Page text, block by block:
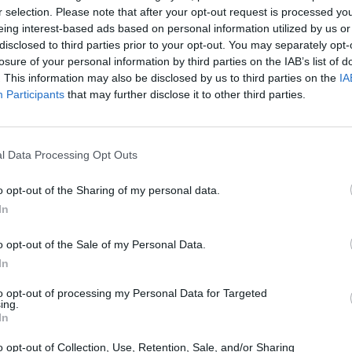
selection. Please note that after your opt-out request is processed
interest-based ads based on personal information utilized by us
to third parties prior to your opt-out. You may separately
of your personal information by third parties on the IAB’s list of
This information may also be disclosed by us to third parties on the
Participants that may further disclose it to other third parties.
Data Processing Opt Outs
opt-out of the Sharing of my personal data.
opt-out of the Sale of my Personal Data.
opt-out of processing my Personal Data for Targeted
opt-out of Collection, Use, Retention, Sale, and/or Sharing
dintorni» scelta dal 32% dei candidati. È
dai dati rilevati dal ministero
E a dispetto di chi considerava Italo
«passatista», al secondo posto tra le
degli studenti, c'è proprio l'analisi del
dal 18,2% dei maturandi). Quasi un ex-
e sviluppo della cultura giovanile è
ha sviluppato il tema di ordine
significato dei concetti di «libertà e
dei candidati ha optato per «2009:
e dell'innovazione» mentre
La Facebookmania che, ora, è
passatempo preferito dai trent-quarant-